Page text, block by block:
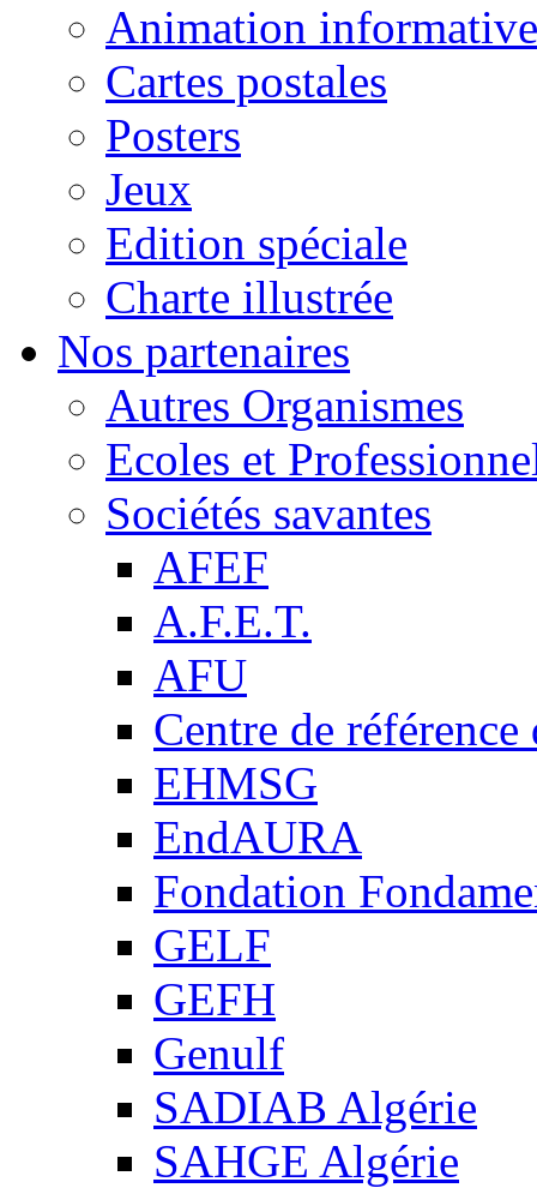
Animation informative
Cartes postales
Posters
Jeux
Edition spéciale
Charte illustrée
Nos partenaires
Autres Organismes
Ecoles et
Sociétés savantes
AFEF
A.F.E.T.
AFU
Centre de
EHMSG
EndAURA
Fondation
GELF
GEFH
Genulf
SADIAB Algérie
SAHGE Algérie